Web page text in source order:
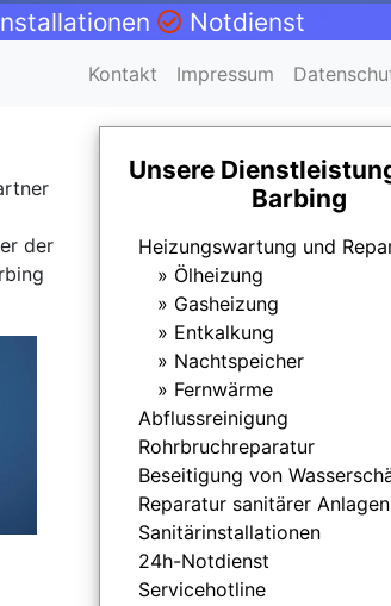
Notdienst
Kontakt Impressum
der
Unsere
Barbing
Heizungswartung und
Ölheizung
Gasheizung
Entkalkung
Nachtspeicher
Fernwärme
Abflussreinigung
Rohrbruchreparatur
Beseitigung von
Reparatur sanitärer Anlagen
Sanitärinstallationen
24h-Notdienst
Servicehotline